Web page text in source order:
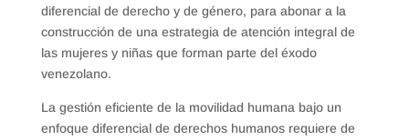
diferencial de derecho y de género, para abonar a la
construcción de una estrategia de atención integral de
las mujeres y niñas que forman parte del éxodo
venezolano.
La gestión eficiente de la movilidad humana bajo un
enfoque diferencial de derechos humanos requiere de